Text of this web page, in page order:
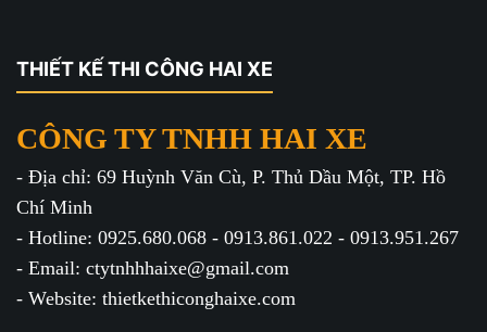
THIẾT KẾ THI CÔNG HAI XE
CÔNG TY TNHH HAI XE
- Địa chỉ: 69 Huỳnh Văn Cù, P. Thủ Dầu Một, TP. Hồ
Chí Minh
- Hotline: 0925.680.068 - 0913.861.022 - 0913.951.267
- Email: ctytnhhhaixe@gmail.com
- Website: thietkethiconghaixe.com